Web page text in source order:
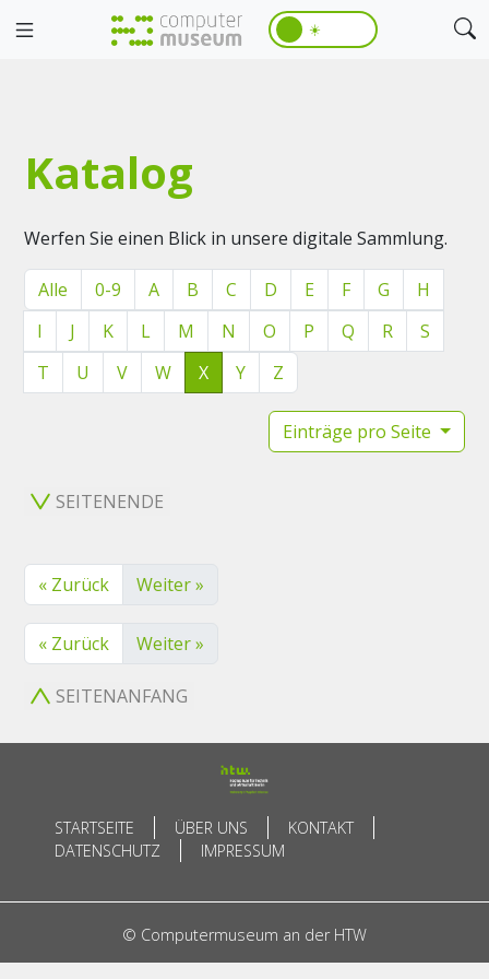
☀️
Katalog
Werfen Sie einen Blick in unsere digitale Sammlung.
Alle 0-9 A B C D E F G
H
I
J K L M N O P Q R
S
T
U V W X Y Z
Einträge pro Seite
SEITENENDE
« Zurück Weiter »
« Zurück Weiter »
SEITENANFANG
STARTSEITE ÜBER UNS
KONTAKT
DATENSCHUTZ
IMPRESSUM
© Computermuseum an der HTW